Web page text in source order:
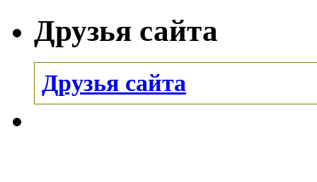
Друзья сайта
Друзья сайта